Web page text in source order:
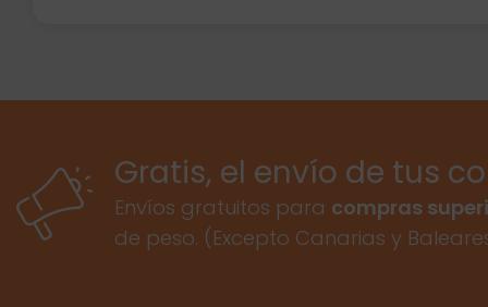
Gratis, el envío de tus
Envíos gratuitos para compras
de peso. (Excepto Canarias y